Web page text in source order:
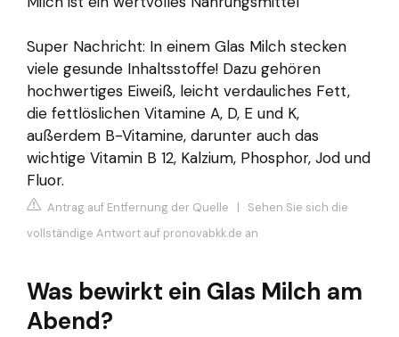
Super Nachricht: In einem Glas Milch stecken
viele gesunde Inhaltsstoffe! Dazu gehören
hochwertiges Eiweiß, leicht verdauliches Fett,
die fettlöslichen Vitamine A, D, E und K,
außerdem B-Vitamine, darunter auch das
wichtige Vitamin B 12, Kalzium, Phosphor, Jod und
Fluor.
Antrag auf Entfernung der Quelle | Sehen Sie sich die
vollständige Antwort auf pronovabkk.de an
Was bewirkt ein Glas Milch am
Abend?